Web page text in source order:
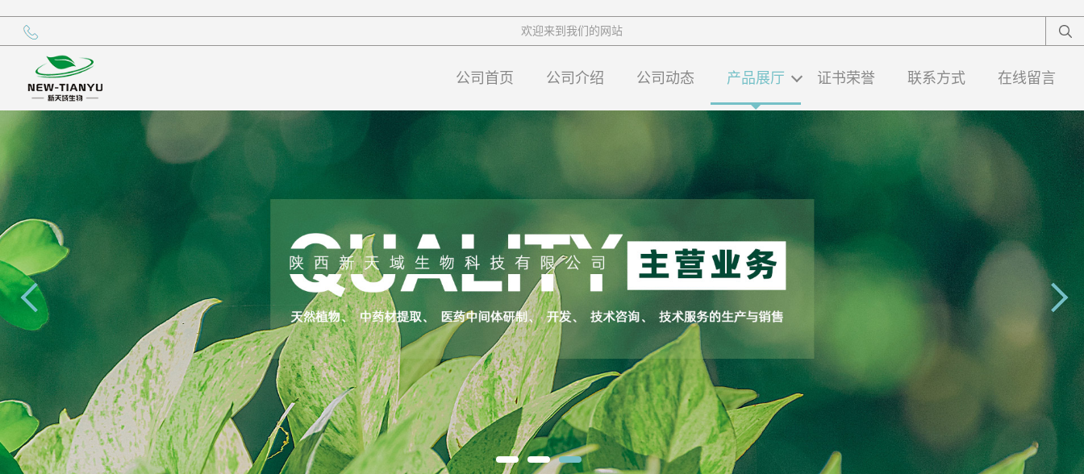
欢迎来到我们的网站
公司首页 公司介绍 公司动态 产品展厅 证书荣誉 联系方式 在线留言